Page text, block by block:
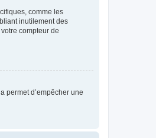
comme les
inutilement des
compteur de
permet d’empêcher une